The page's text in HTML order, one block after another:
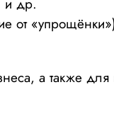
др.
от
а также